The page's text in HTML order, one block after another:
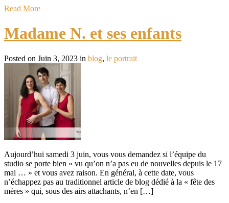
Read More
Madame N. et ses enfants
Posted on Juin 3, 2023 in blog, le portrait
Aujourd’hui samedi 3 juin, vous vous demandez si l’équipe du
studio se porte bien « vu qu’on n’a pas eu de nouvelles depuis le 17
mai … » et vous avez raison. En général, à cette date, vous
n’échappez pas au traditionnel article de blog dédié à la « fête des
mères » qui, sous des airs attachants, n’en […]